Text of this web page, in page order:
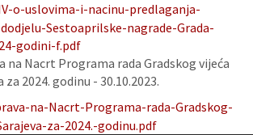
o-uslovima-i-nacinu-predlaganja-
Sestoaprilske-nagrade-Grada-
godini-f.pdf
na Nacrt Programa rada Gradskog vijeća
za 2024. godinu - 30.10.2023.
na-Nacrt-Programa-rada-Gradskog-
za-2024.-godinu.pdf